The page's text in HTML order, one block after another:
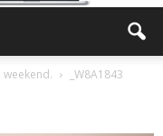
weekend. _W8A1843